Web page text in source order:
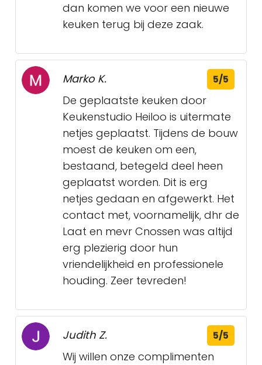
dan komen we voor een nieuwe
keuken terug bij deze zaak.
Marko K. 5/5
De geplaatste keuken door
Keukenstudio Heiloo is uitermate
netjes geplaatst. Tijdens de bouw
moest de keuken om een,
bestaand, betegeld deel heen
geplaatst worden. Dit is erg
netjes gedaan en afgewerkt. Het
contact met, voornamelijk, dhr de
Laat en mevr Cnossen was altijd
erg plezierig door hun
vriendelijkheid en professionele
houding. Zeer tevreden!
Judith Z. 5/5
Wij willen onze complimenten